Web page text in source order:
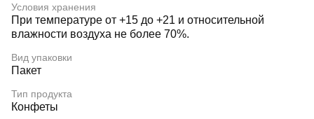
Условия хранения
При температуре от +15 до +21 и относительной
влажности воздуха не более 70%.
Вид упаковки
Пакет
Тип продукта
Конфеты